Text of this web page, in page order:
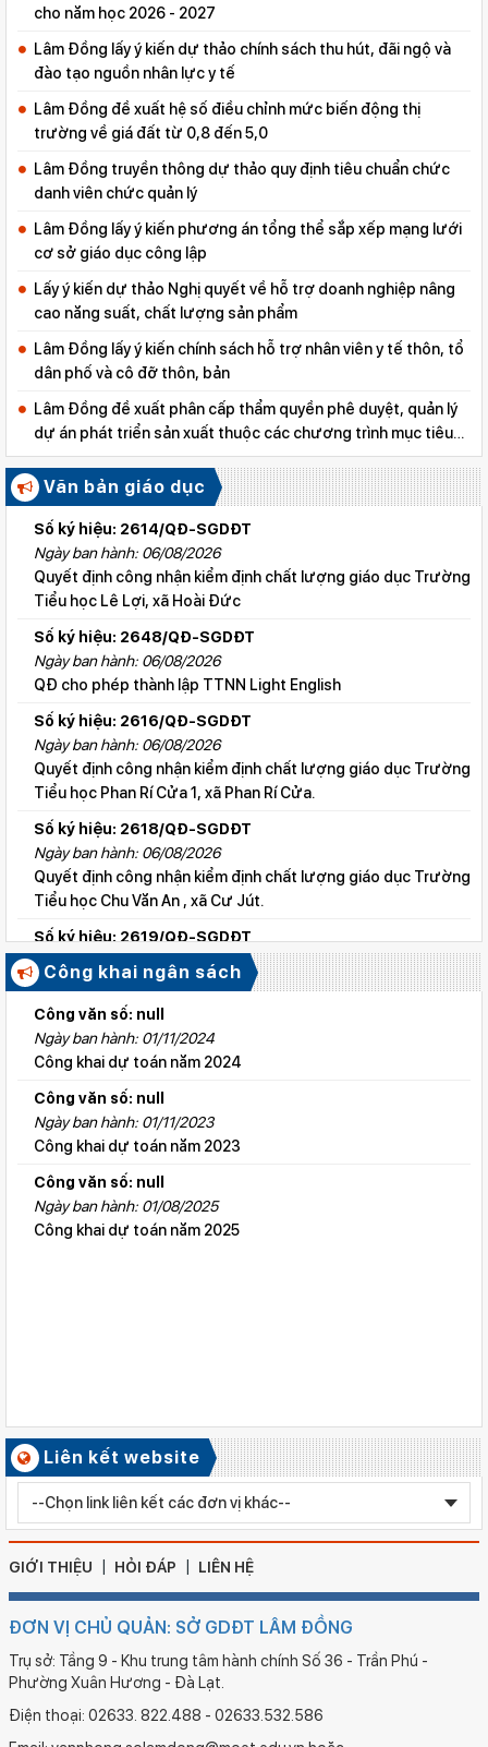
cho năm học 2026 - 2027
Lâm Đồng lấy ý kiến dự thảo chính sách thu hút, đãi ngộ và
đào tạo nguồn nhân lực y tế
Lâm Đồng đề xuất hệ số điều chỉnh mức biến động thị
trường về giá đất từ 0,8 đến 5,0
Lâm Đồng truyền thông dự thảo quy định tiêu chuẩn chức
danh viên chức quản lý
Lâm Đồng lấy ý kiến phương án tổng thể sắp xếp mạng lưới
cơ sở giáo dục công lập
Lấy ý kiến dự thảo Nghị quyết về hỗ trợ doanh nghiệp nâng
cao năng suất, chất lượng sản phẩm
Lâm Đồng lấy ý kiến chính sách hỗ trợ nhân viên y tế thôn, tổ
dân phố và cô đỡ thôn, bản
Lâm Đồng đề xuất phân cấp thẩm quyền phê duyệt, quản lý
dự án phát triển sản xuất thuộc các chương trình mục tiêu
quốc gia
Văn bản giáo dục
Số ký hiệu: 2614/QĐ-SGDĐT
Ngày ban hành: 06/08/2026
Quyết định công nhận kiểm định chất lượng giáo dục Trường
Tiểu học Lê Lợi, xã Hoài Đức
Số ký hiệu: 2648/QĐ-SGDĐT
Ngày ban hành: 06/08/2026
QĐ cho phép thành lập TTNN Light English
Số ký hiệu: 2616/QĐ-SGDĐT
Ngày ban hành: 06/08/2026
Quyết định công nhận kiểm định chất lượng giáo dục Trường
Tiểu học Phan Rí Cửa 1, xã Phan Rí Cửa.
Số ký hiệu: 2618/QĐ-SGDĐT
Ngày ban hành: 06/08/2026
Quyết định công nhận kiểm định chất lượng giáo dục Trường
Tiểu học Chu Văn An , xã Cư Jút.
Số ký hiệu: 2619/QĐ-SGDĐT
Ngày ban hành: 06/08/2026
Quyết định công nhận kiểm định chất lượng giáo dục Trường
Tiểu học Lý Tự Trọng , xã Cư Jút.
Số ký hiệu: 2615/QĐ-SGDĐT
Ngày ban hành: 06/08/2026
Quyết định công nhận kiểm định chất lượng giáo dục Trường
Tiểu học Nguyễn Bỉnh Khiêm, xã Đức linh.
Số ký hiệu: 2647/QĐ-SGDĐT
Ngày ban hành: 06/08/2026
QĐ cho phép thành lập TTNN-TH Anh Việt
Số ký hiệu: 2617/QĐ-SGDĐT
Số ký hiệu: 2577/QĐ-SGDĐT
Ngày ban hành: 05/08/2026
Chỉnh sửa bằng TN THPT LÊ HUỲNH NHƯ HẬU
Công khai ngân sách
Công văn số: null
Ngày ban hành: 01/11/2024
Công khai dự toán năm 2024
Công văn số: null
Ngày ban hành: 01/11/2023
Công khai dự toán năm 2023
Công văn số: null
Ngày ban hành: 01/08/2025
Công khai dự toán năm 2025
Liên kết website
GIỚI THIỆU HỎI ĐÁP LIÊN HỆ
ĐƠN VỊ CHỦ QUẢN: SỞ GDĐT LÂM ĐỒNG
Trụ sở: Tầng 9 - Khu trung tâm hành chính Số 36 - Trần Phú -
Phường Xuân Hương - Đà Lạt.
Điện thoại: 02633. 822.488 - 02633.532.586